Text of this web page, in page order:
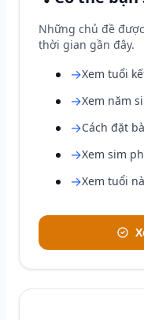
Những chủ đề
thời gian gần đây.
→Xem tuổi
→Xem năm
→Cách đặt
→Xem sim
→Xem tuổi